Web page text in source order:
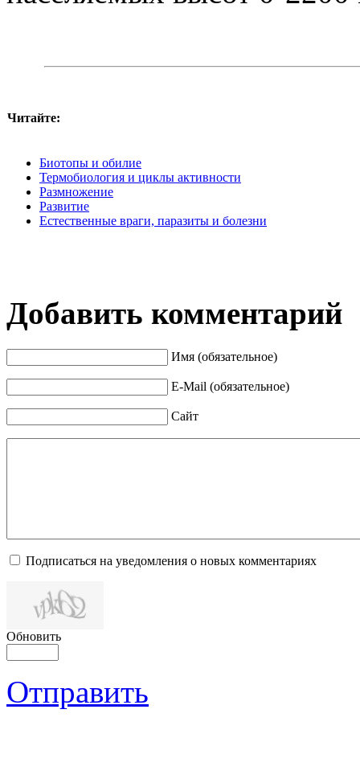
Читайте:
Биотопы и обилие
Термобиология и циклы активности
Размножение
Развитие
Естественные враги, паразиты и болезни
Добавить комментарий
Имя (обязательное)
E-Mail (обязательное)
Сайт
Подписаться на уведомления о новых комментариях
Обновить
Отправить